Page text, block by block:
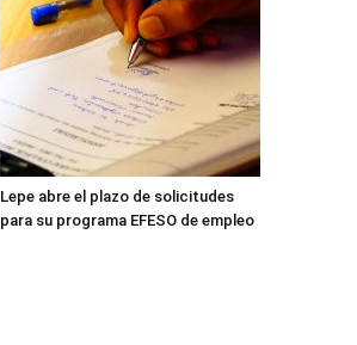
Lepe abre el plazo de solicitudes
para su programa EFESO de empleo